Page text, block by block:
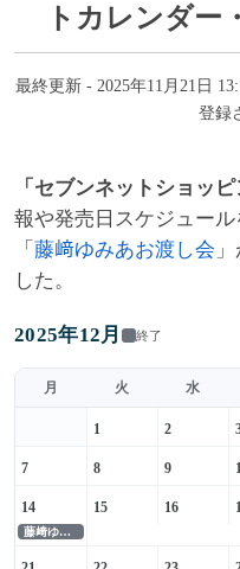
トカレンダー
最終更新 - 2025年11月21日
登録
「セブンネットショッピ
報や発売日スケジュー
「 藤﨑ゆみあお渡し会
した。
2025年12月 終了
月 火 水
1 2
7 8 9
14 15 16
藤﨑ゆみあお渡し会